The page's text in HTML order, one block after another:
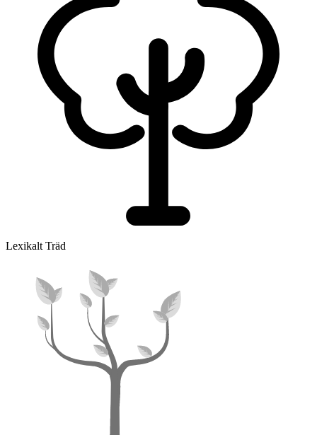
Lexikalt Träd